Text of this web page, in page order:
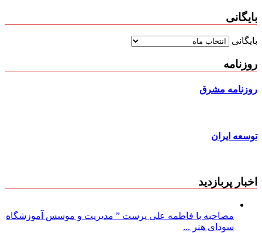
بایگانی
بایگانی
روزنامه
روزنامه مشرق
توسعه ایران
اخبار پربازدید
مصاحبه با فاطمه علی پرست ” مدیریت و موسس آموزشگاه
سودای هنر ...